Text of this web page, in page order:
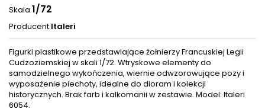
Skala 1/72
Producent Italeri
Figurki plastikowe przedstawiające żołnierzy Francuskiej Legii
Cudzoziemskiej w skali 1/72. Wtryskowe elementy do
samodzielnego wykończenia, wiernie odwzorowujące pozy i
wyposażenie piechoty, idealne do dioram i kolekcji
historycznych. Brak farb i kalkomanii w zestawie. Model: Italeri
6054.